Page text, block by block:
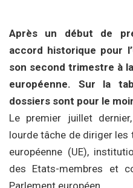
Après un début de
accord historique pour
son second trimestre à
européenne. Sur la
dossiers sont pour le
Le premier juillet
lourde tâche de diriger les
européenne (UE),
des Etats-membres et
Parlement européen.